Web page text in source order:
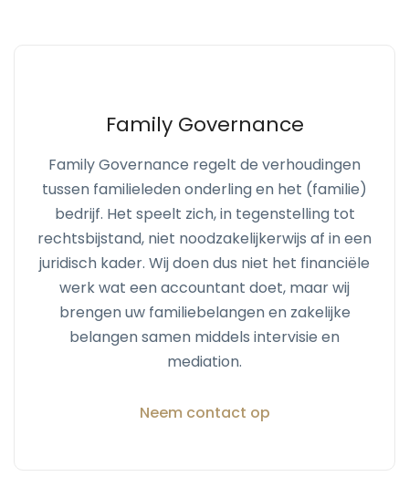
Family Governance
Family Governance regelt de verhoudingen
tussen familieleden onderling en het (familie)
bedrijf. Het speelt zich, in tegenstelling tot
rechtsbijstand, niet noodzakelijkerwijs af in een
juridisch kader. Wij doen dus niet het financiële
werk wat een accountant doet, maar wij
brengen uw familiebelangen en zakelijke
belangen samen middels intervisie en
mediation.
Neem contact op